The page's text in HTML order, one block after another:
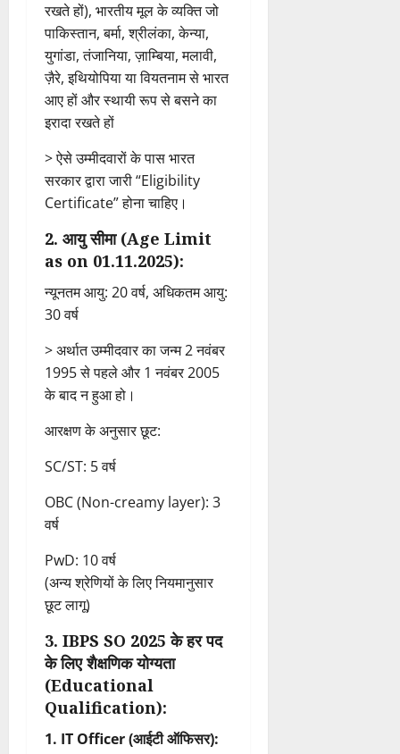
रखते हों), भारतीय मूल के व्यक्ति जो
पाकिस्तान, बर्मा, श्रीलंका, केन्या,
युगांडा, तंजानिया, ज़ाम्बिया, मलावी,
ज़ैरे, इथियोपिया या वियतनाम से भारत
आए हों और स्थायी रूप से बसने का
इरादा रखते हों
> ऐसे उम्मीदवारों के पास भारत
सरकार द्वारा जारी “Eligibility
Certificate” होना चाहिए।
2. आयु सीमा (Age Limit
as on 01.11.2025):
न्यूनतम आयु: 20 वर्ष, अधिकतम आयु:
30 वर्ष
> अर्थात उम्मीदवार का जन्म 2 नवंबर
1995 से पहले और 1 नवंबर 2005
के बाद न हुआ हो।
आरक्षण के अनुसार छूट:
SC/ST: 5 वर्ष
OBC (Non-creamy layer): 3
वर्ष
PwD: 10 वर्ष
(अन्य श्रेणियों के लिए नियमानुसार
छूट लागू)
3. IBPS SO 2025 के हर पद
के लिए शैक्षणिक योग्यता
(Educational
Qualification):
1. IT Officer (आईटी ऑफिसर):